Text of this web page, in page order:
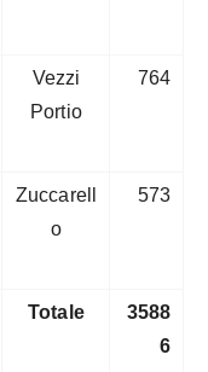
Vezzi
Portio
764
Zuccarell
o
573
Totale
3588
6